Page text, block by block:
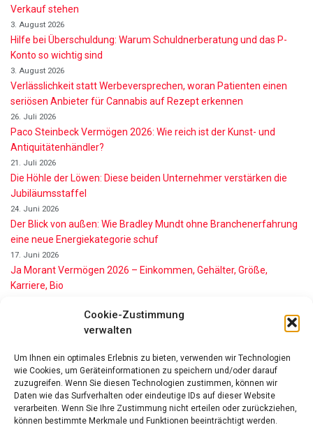
Cookie-Zustimmung
verwalten
Um Ihnen ein optimales Erlebnis zu bieten, verwenden wir Technologien
wie Cookies, um Geräteinformationen zu speichern und/oder darauf
zuzugreifen. Wenn Sie diesen Technologien zustimmen, können wir
Daten wie das Surfverhalten oder eindeutige IDs auf dieser Website
verarbeiten. Wenn Sie Ihre Zustimmung nicht erteilen oder zurückziehen,
können bestimmte Merkmale und Funktionen beeinträchtigt werden.
Verkauf stehen
3. August 2026
Hilfe bei Überschuldung: Warum Schuldnerberatung und das P-
Konto so wichtig sind
3. August 2026
Verlässlichkeit statt Werbeversprechen, woran Patienten einen
seriösen Anbieter für Cannabis auf Rezept erkennen
26. Juli 2026
Paco Steinbeck Vermögen 2026: Wie reich ist der Kunst- und
Antiquitätenhändler?
21. Juli 2026
Die Höhle der Löwen: Diese beiden Unternehmer verstärken die
Jubiläumsstaffel
24. Juni 2026
Der Blick von außen: Wie Bradley Mundt ohne Branchenerfahrung
eine neue Energiekategorie schuf
17. Juni 2026
Ja Morant Vermögen 2026 – Einkommen, Gehälter, Größe,
Karriere, Bio
Alice Walton Vermögen 2026: So reich ist die Walmart-Erbin
wirklich
11. Juni 2026
Nino de Angelo Vermögen 2026 Wie Reich Ist Er?
9. Juni 2026